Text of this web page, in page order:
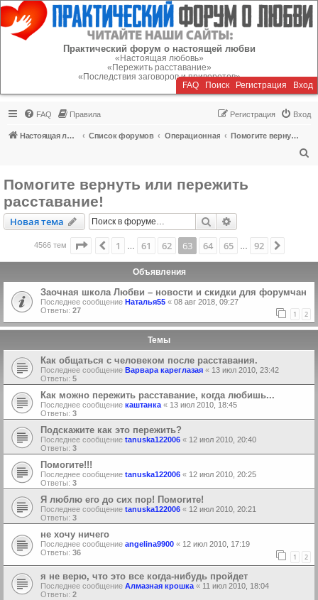
Регистрация
Практический форум о настоящей любви
«Настоящая любовь»
«Пережить расставание»
«Последствия заговоров и приворотов»
FAQ Поиск Регистрация Вход
FAQ Правила Вход
Регистрация
Настоящая любовь Список форумов Операционная
Помогите вернуть или пережить расставание!
Помогите вернуть или пережить
расставание!
Новая тема
Новаятема Поиск
4566 тем Страница 63из 92
Пред.
1 61 62 63 64 65 92
Объявления
Заочная школа Любви – новости и скидки для форумчан
Последнее сообщение Наталья55 « 08 авг 2018, 09:27
Ответы: 27 1 2
Темы
Как общаться с человеком после расставания.
Последнее сообщение Варвара кареглазая « 13 июл 2010, 23:42
Ответы: 5
Как можно пережить расставание, когда любишь...
Последнее сообщение каштанка « 13 июл 2010, 18:45
Ответы: 3
Подскажите как это пережить?
Последнее сообщение tanuska122006 « 12 июл 2010, 20:40
Ответы: 3
Помогите!!!
Последнее сообщение tanuska122006 « 12 июл 2010, 20:25
Ответы: 3
Я люблю его до сих пор! Помогите!
Последнее сообщение tanuska122006 « 12 июл 2010, 20:21
Ответы: 3
не хочу ничего
Последнее сообщение angelina9900 « 12 июл 2010, 17:19
Ответы: 36 1 2
я не верю, что это все когда-нибудь пройдет
Последнее сообщение Алмазная крошка « 11 июл 2010, 18:04
Ответы: 2